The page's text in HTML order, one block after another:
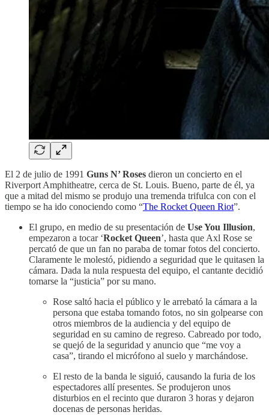
El 2 de julio de 1991 Guns N’ Roses dieron un concierto en el
Riverport Amphitheatre, cerca de St. Louis. Bueno, parte de él, ya
que a mitad del mismo se produjo una tremenda trifulca con con el
tiempo se ha ido conociendo como “The Rocket Queen Riot”.
El grupo, en medio de su presentación de Use You Illusion,
empezaron a tocar ‘Rocket Queen’, hasta que Axl Rose se
percató de que un fan no paraba de tomar fotos del concierto.
Claramente le molestó, pidiendo a seguridad que le quitasen la
cámara. Dada la nula respuesta del equipo, el cantante decidió
tomarse la “justicia” por su mano.
Rose saltó hacia el público y le arrebató la cámara a la
persona que estaba tomando fotos, no sin golpearse con
otros miembros de la audiencia y del equipo de
seguridad en su camino de regreso. Cabreado por todo,
se quejó de la seguridad y anuncio que “me voy a
casa”, tirando el micrófono al suelo y marchándose.
El resto de la banda le siguió, causando la furia de los
espectadores allí presentes. Se produjeron unos
disturbios en el recinto que duraron 3 horas y dejaron
docenas de personas heridas.